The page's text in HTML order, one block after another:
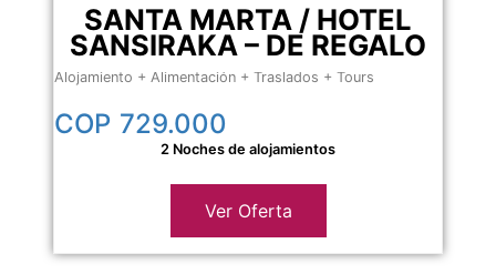
SANTA MARTA / HOTEL
SANSIRAKA – DE REGALO
Alojamiento + Alimentación + Traslados + Tours
COP 729.000
2 Noches de alojamientos
Ver Oferta